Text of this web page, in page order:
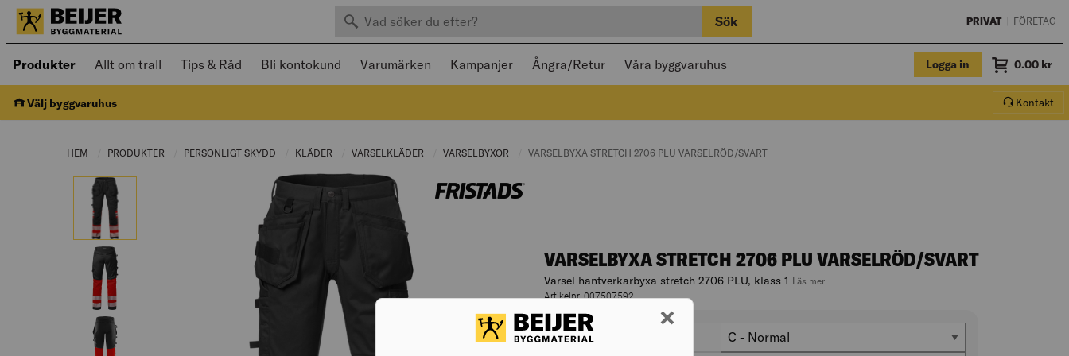
Sök efter produkter Sök PRIVAT FÖRETAG
Produkter Öppnad meny kan navigeras med piltangenter och stängas med Escape
Allt om trall Tips & Råd Bli kontokund Varumärken Kampanjer Ångra/Retur Våra byggvaruhus Logga in Varukorg.
Summa
0.00 kr
Välj byggvaruhus Kontakt
HEM PRODUKTER CURRENT PAGE:
PERSONLIGT SKYDD CURRENT PAGE:
KLÄDER CURRENT PAGE:
VARSELKLÄDER CURRENT PAGE:
VARSELBYXOR CURRENT PAGE:
CURRENT PAGE:
VARSELBYXA STRETCH 2706 PLU VARSELRÖD/SVART
VARSELBYXA STRETCH 2706 PLU VARSELRÖD/SVART
Varsel hantverkarbyxa stretch 2706 PLU, klass 1 Läs mer
Artikelnr. 007507592
Varianter
passform Passform
C - Normal